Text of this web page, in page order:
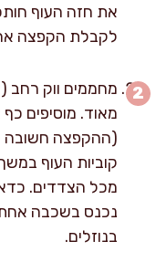
לקבלת הקפצה
מחממים ווק
מאוד. מוסיפים
(ההקפצה חשובה
מכל הצדדים.
נכנס בשכבה אחת,
בנוזלים.